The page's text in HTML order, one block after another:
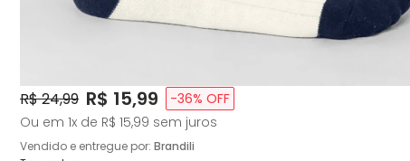
Original Price:
R$ 24,99 Price:
R$ 15,99 -36% OFF
Ou em 1x de R$ 15,99 sem juros
Vendido e entregue por: Brandili